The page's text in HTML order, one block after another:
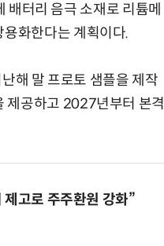
터리 음극 소재로 리튬메
화한다는 계획이다.
해 말 프로토 샘플을 제작
제공하고 2027년부터 본격
고로 주주환원 강화”